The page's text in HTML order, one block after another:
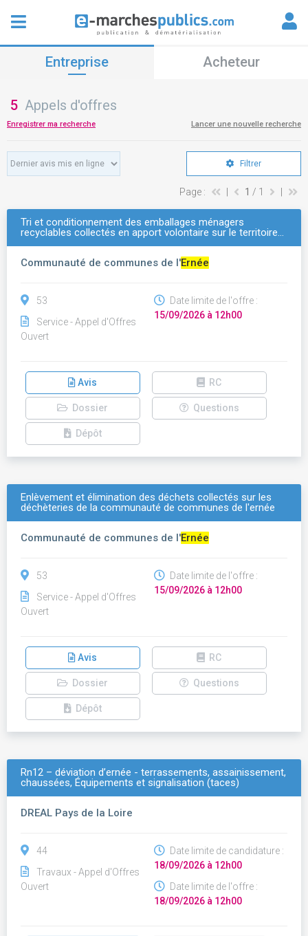
Entreprise Acheteur
5 Appels d'offres
Enregistrer ma recherche Lancer une nouvelle recherche
Filtrer
Page : 1 / 1
Tri et conditionnement des emballages ménagers
recyclables collectés en apport volontaire sur le territoire…
Communauté de communes de l'Ernée
53
Service - Appel d'Offres
Ouvert
Date limite de l'offre :
15/09/2026 à 12h00
Avis RC
Dossier Questions
Dépôt
Enlèvement et élimination des déchets collectés sur les
déchèteries de la communauté de communes de l'ernée
Communauté de communes de l'Ernée
53
Service - Appel d'Offres
Ouvert
Date limite de l'offre :
15/09/2026 à 12h00
Avis RC
Dossier Questions
Dépôt
Rn12 – déviation d’ernée - terrassements, assainissement,
chaussées, Équipements et signalisation (taces)
DREAL Pays de la Loire
44
Travaux - Appel d'Offres
Ouvert
Date limite de candidature :
18/09/2026 à 12h00
Date limite de l'offre :
18/09/2026 à 12h00